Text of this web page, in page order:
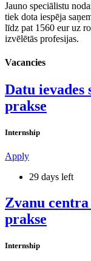
Jauno speciālistu
tiek dota iespēja
līdz pat 1560 eur uz
izvēlētās profesijas.
Vacancies
Datu ievades
prakse
Internship
Apply
29 days left
Zvanu
prakse
Internship